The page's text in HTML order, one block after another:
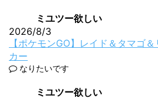
ミユツー欲しい
2026/8/3
【ポケモンGO】レイド＆タマゴ
カー
なりたいです
ミユツー欲しい